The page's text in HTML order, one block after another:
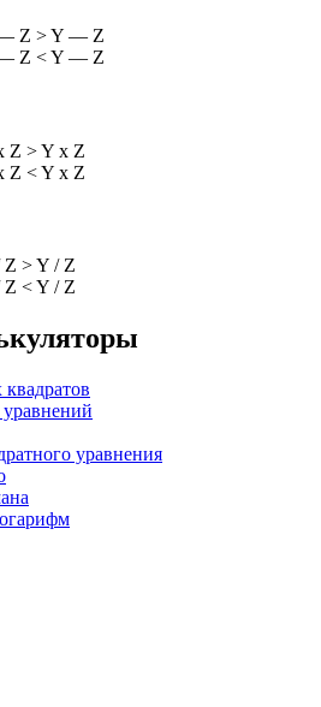
— Z > Y — Z
— Z < Y — Z
Z > Y x Z
Z < Y x Z
> Y / Z
< Y / Z
уравнения